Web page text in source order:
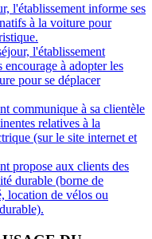
l'établissement informe ses
à la voiture pour
l'établissement
à adopter les
pour se déplacer
communique à sa clientèle
relatives à la
(sur le site internet et
propose aux clients des
durable (borne de
location de vélos ou